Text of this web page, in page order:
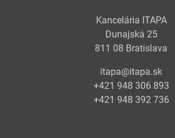
Kancelária ITAPA
Dunajská 25
811 08 Bratislava
itapa@itapa.sk
+421 948 306 893
+421 948 392 736